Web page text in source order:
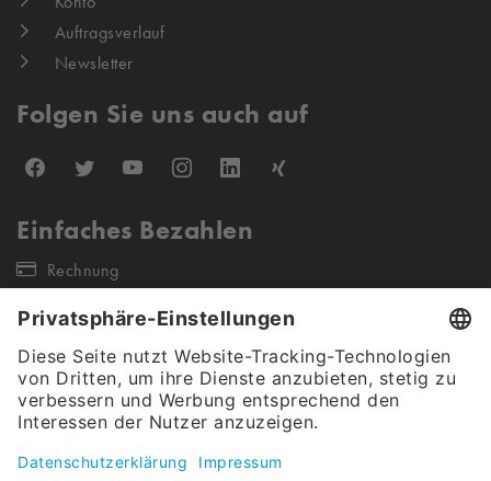
Auftragsverlauf
Newsletter
Folgen Sie uns auch auf
Einfaches Bezahlen
Rechnung
Unsere Versandpartner